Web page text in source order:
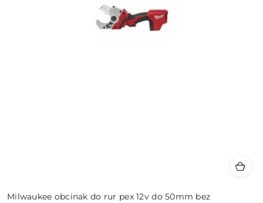
Milwaukee obcinak do rur pex 12v do 50mm bez